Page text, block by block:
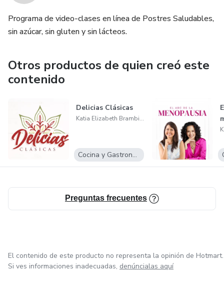
Programa de video-clases en línea de Postres Saludables,
sin azúcar, sin gluten y sin lácteos.
Otros productos de quien creó este
contenido
Delicias Clásicas
Katia Elizabeth Brambila Chavez
Cocina y Gastronomía
Preguntas frecuentes
El contenido de este producto no representa la opinión de Hotmart.
Si ves informaciones inadecuadas, denúncialas aquí